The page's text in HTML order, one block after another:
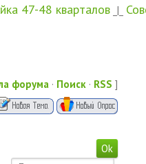
47-48 кварталов _|_
форума · Поиск · RSS ]